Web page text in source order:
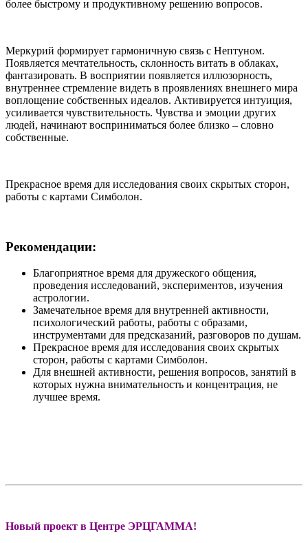
более быстрому и продуктивному решению вопросов.
Меркурий формирует гармоничную связь с Нептуном.
Появляется мечтательность, склонность витать в облаках,
фантазировать. В восприятии появляется иллюзорность,
внутреннее стремление видеть в проявлениях внешнего мира
воплощение собственных идеалов. Активируется интуиция,
усиливается чувствительность. Чувства и эмоции других
людей, начинают восприниматься более близко – словно
собственные.
Прекрасное время для исследования своих скрытых сторон,
работы с картами Симболон.
Рекомендации:
Благоприятное время для дружеского общения,
проведения исследований, экспериментов, изучения
астрологии.
Замечательное время для внутренней активности,
психологический работы, работы с образами,
инструментами для предсказаний, разговоров по душам.
Прекрасное время для исследования своих скрытых
сторон, работы с картами Симболон.
Для внешней активности, решения вопросов, занятий в
которых нужна внимательность и концентрация, не
лучшее время.
Новый проект в Центре ЭРЦГАММА!